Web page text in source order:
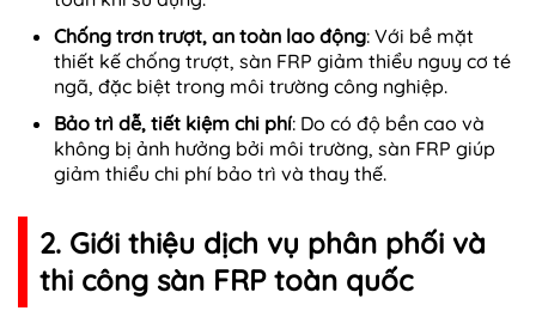
Chống trơn trượt, an toàn lao động: Với bề mặt
thiết kế chống trượt, sàn FRP giảm thiểu nguy cơ té
ngã, đặc biệt trong môi trường công nghiệp.
Bảo trì dễ, tiết kiệm chi phí: Do có độ bền cao và
không bị ảnh hưởng bởi môi trường, sàn FRP giúp
giảm thiểu chi phí bảo trì và thay thế.
2. Giới thiệu dịch vụ phân phối và
thi công sàn FRP toàn quốc